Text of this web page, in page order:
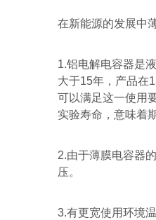
在新能源的发展中
1.铝电解电容器是
大于15年，产品在
可以满足这一使用
实验寿命，意味着
2.由于薄膜电容器
压。
3.有更宽使用环境